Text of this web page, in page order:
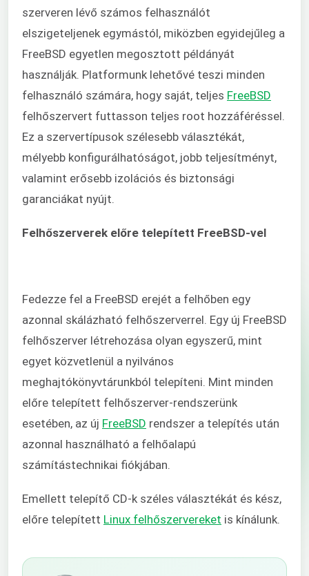
szerveren lévő számos felhasználót
elszigeteljenek egymástól, miközben egyidejűleg a
FreeBSD egyetlen megosztott példányát
használják. Platformunk lehetővé teszi minden
felhasználó számára, hogy saját, teljes FreeBSD
felhőszervert futtasson teljes root hozzáféréssel.
Ez a szervertípusok szélesebb választékát,
mélyebb konfigurálhatóságot, jobb teljesítményt,
valamint erősebb izolációs és biztonsági
garanciákat nyújt.
Felhőszerverek előre telepített FreeBSD-vel
Fedezze fel a FreeBSD erejét a felhőben egy
azonnal skálázható felhőszerverrel. Egy új FreeBSD
felhőszerver létrehozása olyan egyszerű, mint
egyet közvetlenül a nyilvános
meghajtókönyvtárunkból telepíteni. Mint minden
előre telepített felhőszerver-rendszerünk
esetében, az új FreeBSD rendszer a telepítés után
azonnal használható a felhőalapú
számítástechnikai fiókjában.
Emellett telepítő CD-k széles választékát és kész,
előre telepített Linux felhőszervereket is kínálunk.